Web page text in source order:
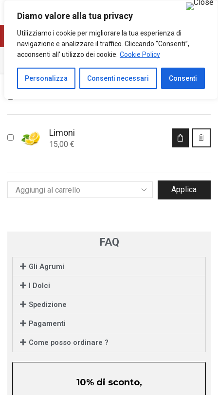
Diamo valore alla tua privacy
Utilizziamo i cookie per migliorare la tua esperienza di
navigazione e analizzare il traffico. Cliccando “Consenti”,
acconsenti all' utilizzo dei cookie. Cookie Policy
Personalizza Consenti necessari Consenti
0
PREFERITI
Limoni
15,00 €
Applica
FAQ
Gli Agrumi
I Dolci
Spedizione
Pagamenti
Come posso ordinare ?
10% di sconto,